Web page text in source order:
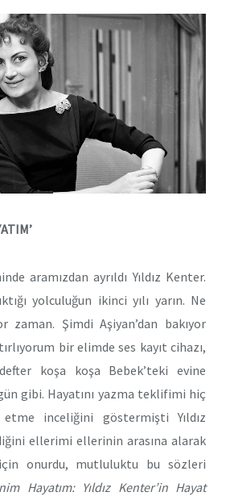
aramızdan ayrıldı Yıldız Kenter.
yolculuğun ikinci yılı yarın. Ne
zaman. Şimdi Aşiyan’dan bakıyor
bir elimde ses kayıt cihazı,
koşa koşa Bebek’teki evine
gibi. Hayatını yazma teklifimi hiç
inceliğini göstermişti Yıldız
ellerimi ellerinin arasına alarak
onurdu, mutluluktu bu sözleri
Hayatım: Yıldız Kenter’in Hayat